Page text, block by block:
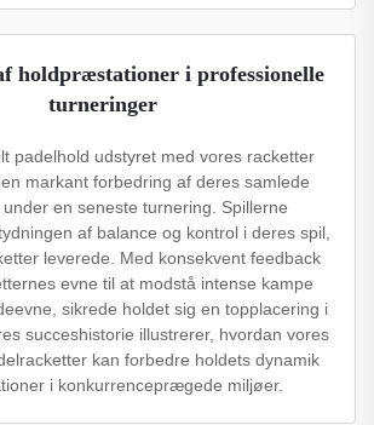
holdpræstationer i professionelle
turneringer
padelhold udstyret med vores racketter
markant forbedring af deres samlede
en seneste turnering. Spillerne
af balance og kontrol i deres spil,
leverede. Med konsekvent feedback
evne til at modstå intense kampe
sikrede holdet sig en topplacering i
succeshistorie illustrerer, hvordan vores
kan forbedre holdets dynamik
i konkurrenceprægede miljøer.